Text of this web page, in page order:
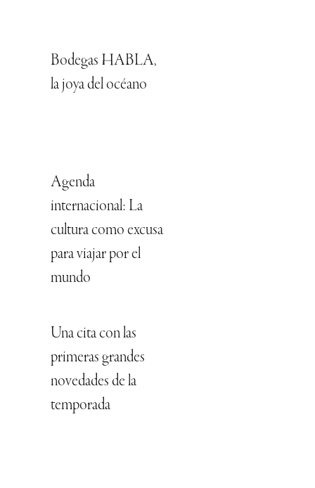
Bodegas HABLA,
la joya del océano
Agenda
internacional: La
cultura como excusa
para viajar por el
mundo
Una cita con las
primeras grandes
novedades de la
temporada